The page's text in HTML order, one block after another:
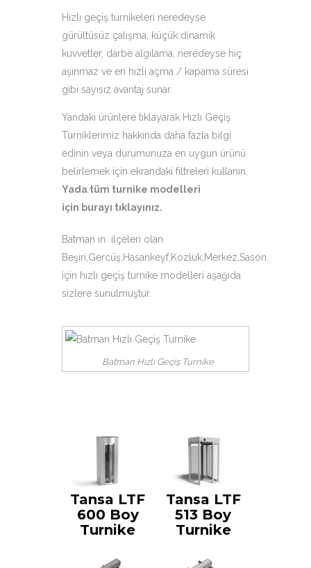
Hızlı geçiş turnikeleri neredeyse
gürültüsüz çalışma, küçük dinamik
kuvvetler, darbe algılama, neredeyse hiç
aşınmaz ve en hızlı açma / kapama süresi
gibi sayısız avantaj sunar.
Yandaki ürünlere tıklayarak Hızlı Geçiş
Turniklerimiz hakkında daha fazla bilgi
edinin veya durumunuza en uygun ürünü
belirlemek için ekrandaki filtreleri kullanın.
Yada tüm turnike modelleri
için burayı tıklayınız.
Batman ın ilçeleri olan
Beşiri,Gercüş,Hasankeyf,Kozluk,Merkez,Sason
için hızlı geçiş turnike modelleri aşağıda
sizlere sunulmuştur.
Batman Hızlı Geçiş Turnike
Tansa LTF
600 Boy
Turnike
Tansa LTF
513 Boy
Turnike